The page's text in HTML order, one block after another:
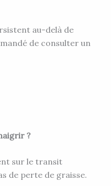
au-delà de
de consulter un
?
sur le transit
de perte de graisse.